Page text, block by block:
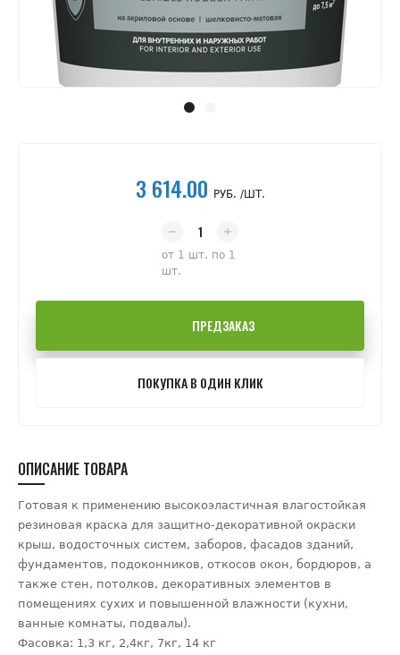
3 614.00 РУБ. /ШТ.
от 1 шт. по 1
шт.
ПРЕДЗАКАЗ
ПОКУПКА В ОДИН КЛИК
ОПИСАНИЕ ТОВАРА
Готовая к применению высокоэластичная влагостойкая
резиновая краска для защитно-декоративной окраски
крыш, водосточных систем, заборов, фасадов зданий,
фундаментов, подоконников, откосов окон, бордюров, а
также стен, потолков, декоративных элементов в
помещениях сухих и повышенной влажности (кухни,
ванные комнаты, подвалы).
Фасовка: 1,3 кг, 2,4кг, 7кг, 14 кг